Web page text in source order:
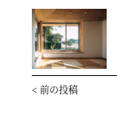
< 前の投稿